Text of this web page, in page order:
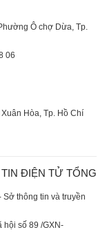
Ô chợ Dừa, Tp.
06
Hòa, Tp. Hồ Chí
ĐIỆN TỬ TỔNG
Sở thông tin và truyền
hội số 89 /GXN-